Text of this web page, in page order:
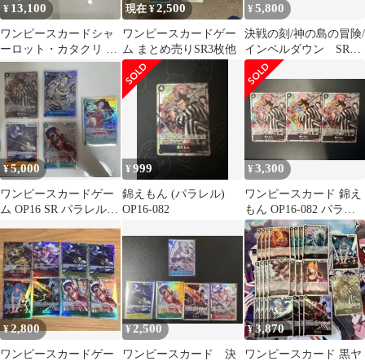
¥ 13,100
ワンピースカードシャ
ーロット・カタクリ ボ
ア・ハンコック 錦えも
んセットSR
現在 ¥2,500
ワンピースカードゲー
ム まとめ売りSR3枚他
¥5,800
決戦の刻/神の島の冒険/
インペルダウン SRパ
ラレルRなど 約60枚
まとめ売り
¥5,000
ワンピースカードゲー
ム OP16 SR パラレル等
¥999
錦えもん (パラレル)
OP16-082
¥3,300
ワンピースカード 錦え
もん OP16-082 パラレ
ル 3枚
¥2,800
ワンピースカードゲー
¥ 2,500
ワンピースカード 決
¥3,870
ワンピースカード 黒ヤ